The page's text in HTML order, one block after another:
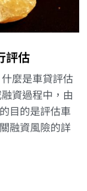
評估
麼是車貸評估
資過程中，由
目的是評估車
融資風險的詳